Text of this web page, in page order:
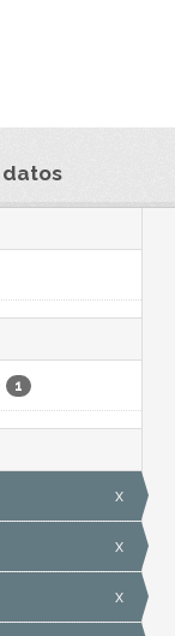
datos
1
x
x
x